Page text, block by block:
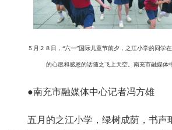
５月２８日，“六一”国际儿童节前夕，之江小学的同学
的心愿和感恩的话随之飞上天空。南充市融媒体
●南充市融媒体中心记者冯方雄
五月的之江小学，绿树成荫，书声